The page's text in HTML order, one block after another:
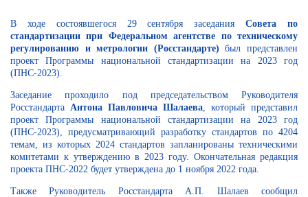
В ходе состоявшегося 29 сентября заседанияСовета по
стандартизации при Федеральном агентстве по техническому
регулированию и метрологии (Росстандарте) был представлен
проект Программы национальной стандартизации на 2023 год
(ПНС-2023).
Заседание проходило под председательством Руководителя
Росстандарта Антона Павловича Шалаева , который представил
проект Программы национальной стандартизации на 2023 год
(ПНС-2023), предусматривающий разработку стандартов по 4204
темам, из которых 2024 стандартов запланированы техническими
комитетами к утверждению в 2023 году. Окончательная редакция
проекта ПНС-2022 будет утверждена до 1 ноября 2022 года.
Также Руководитель Росстандарта А.П. Шалаев сообщил